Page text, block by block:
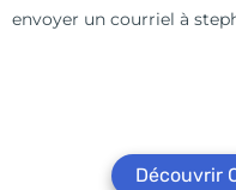
envoyer un courriel à
Découvrir